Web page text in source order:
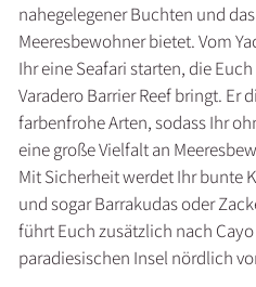
nahegelegener Buchten und
Meeresbewohner bietet. Vom
Ihr eine Seafari starten, die
Varadero Barrier Reef bringt. Er
farbenfrohe Arten, sodass Ihr
eine große Vielfalt an
Mit Sicherheit werdet Ihr bunte
und sogar Barrakudas oder
führt Euch zusätzlich nach
paradiesischen Insel nördlich